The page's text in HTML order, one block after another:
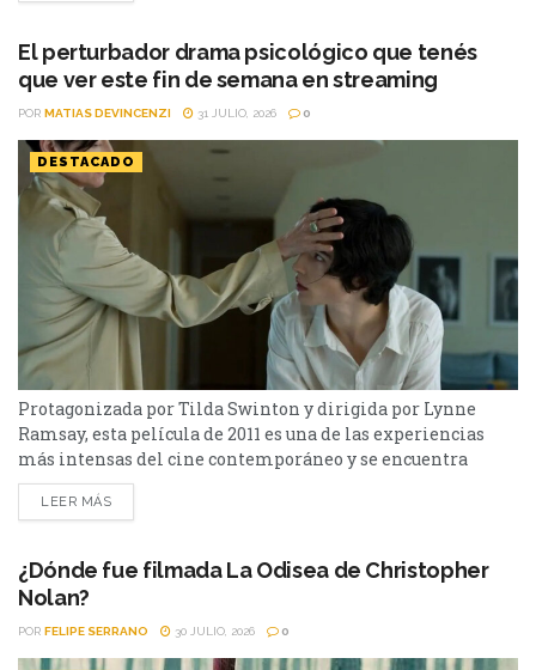
estado rodeada de...
El perturbador drama psicológico que tenés
que ver este fin de semana en streaming
POR MATIAS DEVINCENZI 31 JULIO, 2026 0
DESTACADO
Protagonizada por Tilda Swinton y dirigida por Lynne
Ramsay, esta película de 2011 es una de las experiencias
más intensas del cine contemporáneo y se encuentra
disponible en streaming. Hay películas que entretienen y
otras que dejan una marca difícil de borrar. Tenemos que
Basada en la novela homónima de Lionel...
LEER MÁS
¿Dónde fue filmada La Odisea de Christopher
Nolan?
POR FELIPE SERRANO 30 JULIO, 2026 0